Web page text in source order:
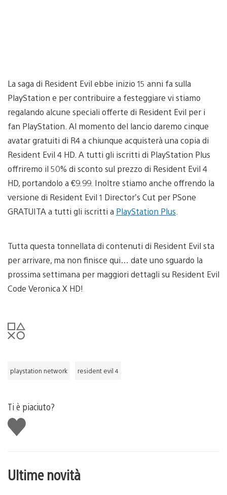
La saga di Resident Evil ebbe inizio 15 anni fa sulla
PlayStation e per contribuire a festeggiare vi stiamo
regalando alcune speciali offerte di Resident Evil per i
fan PlayStation. Al momento del lancio daremo cinque
avatar gratuiti di R4 a chiunque acquisterà una copia di
Resident Evil 4 HD. A tutti gli iscritti di PlayStation Plus
offriremo il 50% di sconto sul prezzo di Resident Evil 4
HD, portandolo a €9.99. Inoltre stiamo anche offrendo la
versione di Resident Evil 1 Director’s Cut per PSone
GRATUITA a tutti gli iscritti a PlayStation Plus
Tutta questa tonnellata di contenuti di Resident Evil sta
per arrivare, ma non finisce qui… date uno sguardo la
prossima settimana per maggiori dettagli su Resident Evil
Code Veronica X HD!
playstation network resident evil 4
Ti è piaciuto?
Mi
piace
Ultime novità